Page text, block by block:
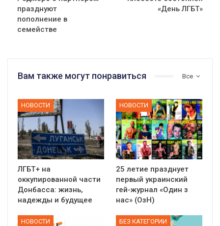
празднуют
пополнение в
семействе
«День ЛГБТ»
Все
Вам также могут понравиться
НОВОСТИ
ЛГБТ+ на
оккупированной части
Донбасса: жизнь,
надежды и будущее
НОВОСТИ
25 летие празднует
первый украинский
гей-журнал «Один з
нас» (ОзН)
НОВОСТИ БЕЗ КАТЕГОРИИ